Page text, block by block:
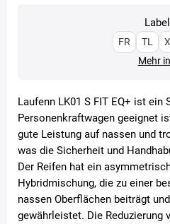
FR TL
Mehr
Laufenn LK01 S FIT EQ+ ist ein
Personenkraftwagen geeignet
gute Leistung auf nassen und
was die Sicherheit und
Der Reifen hat ein
Hybridmischung, die zu einer
nassen Oberflächen beiträgt
gewährleistet. Die Reduzierung